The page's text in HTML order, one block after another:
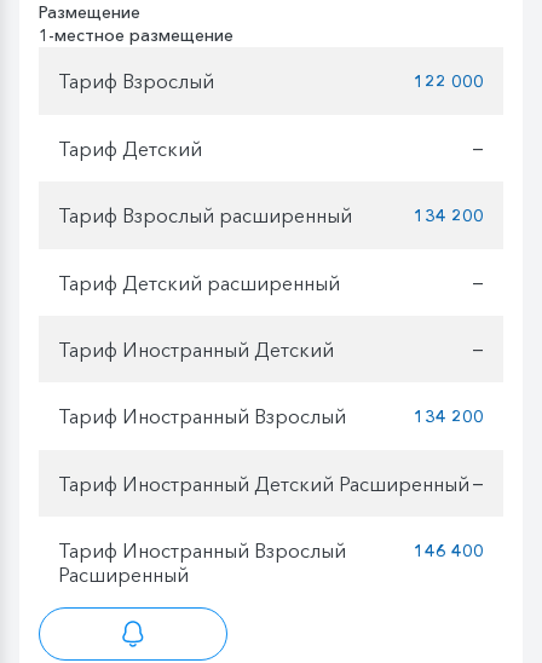
Размещение
1-местное размещение
Тариф Взрослый 122 000
Тариф Детский —
Тариф Взрослый расширенный 134 200
Тариф Детский расширенный —
Тариф Иностранный Детский —
Тариф Иностранный Взрослый 134 200
Тариф Иностранный Детский Расширенный —
Тариф Иностранный Взрослый
Расширенный
146 400